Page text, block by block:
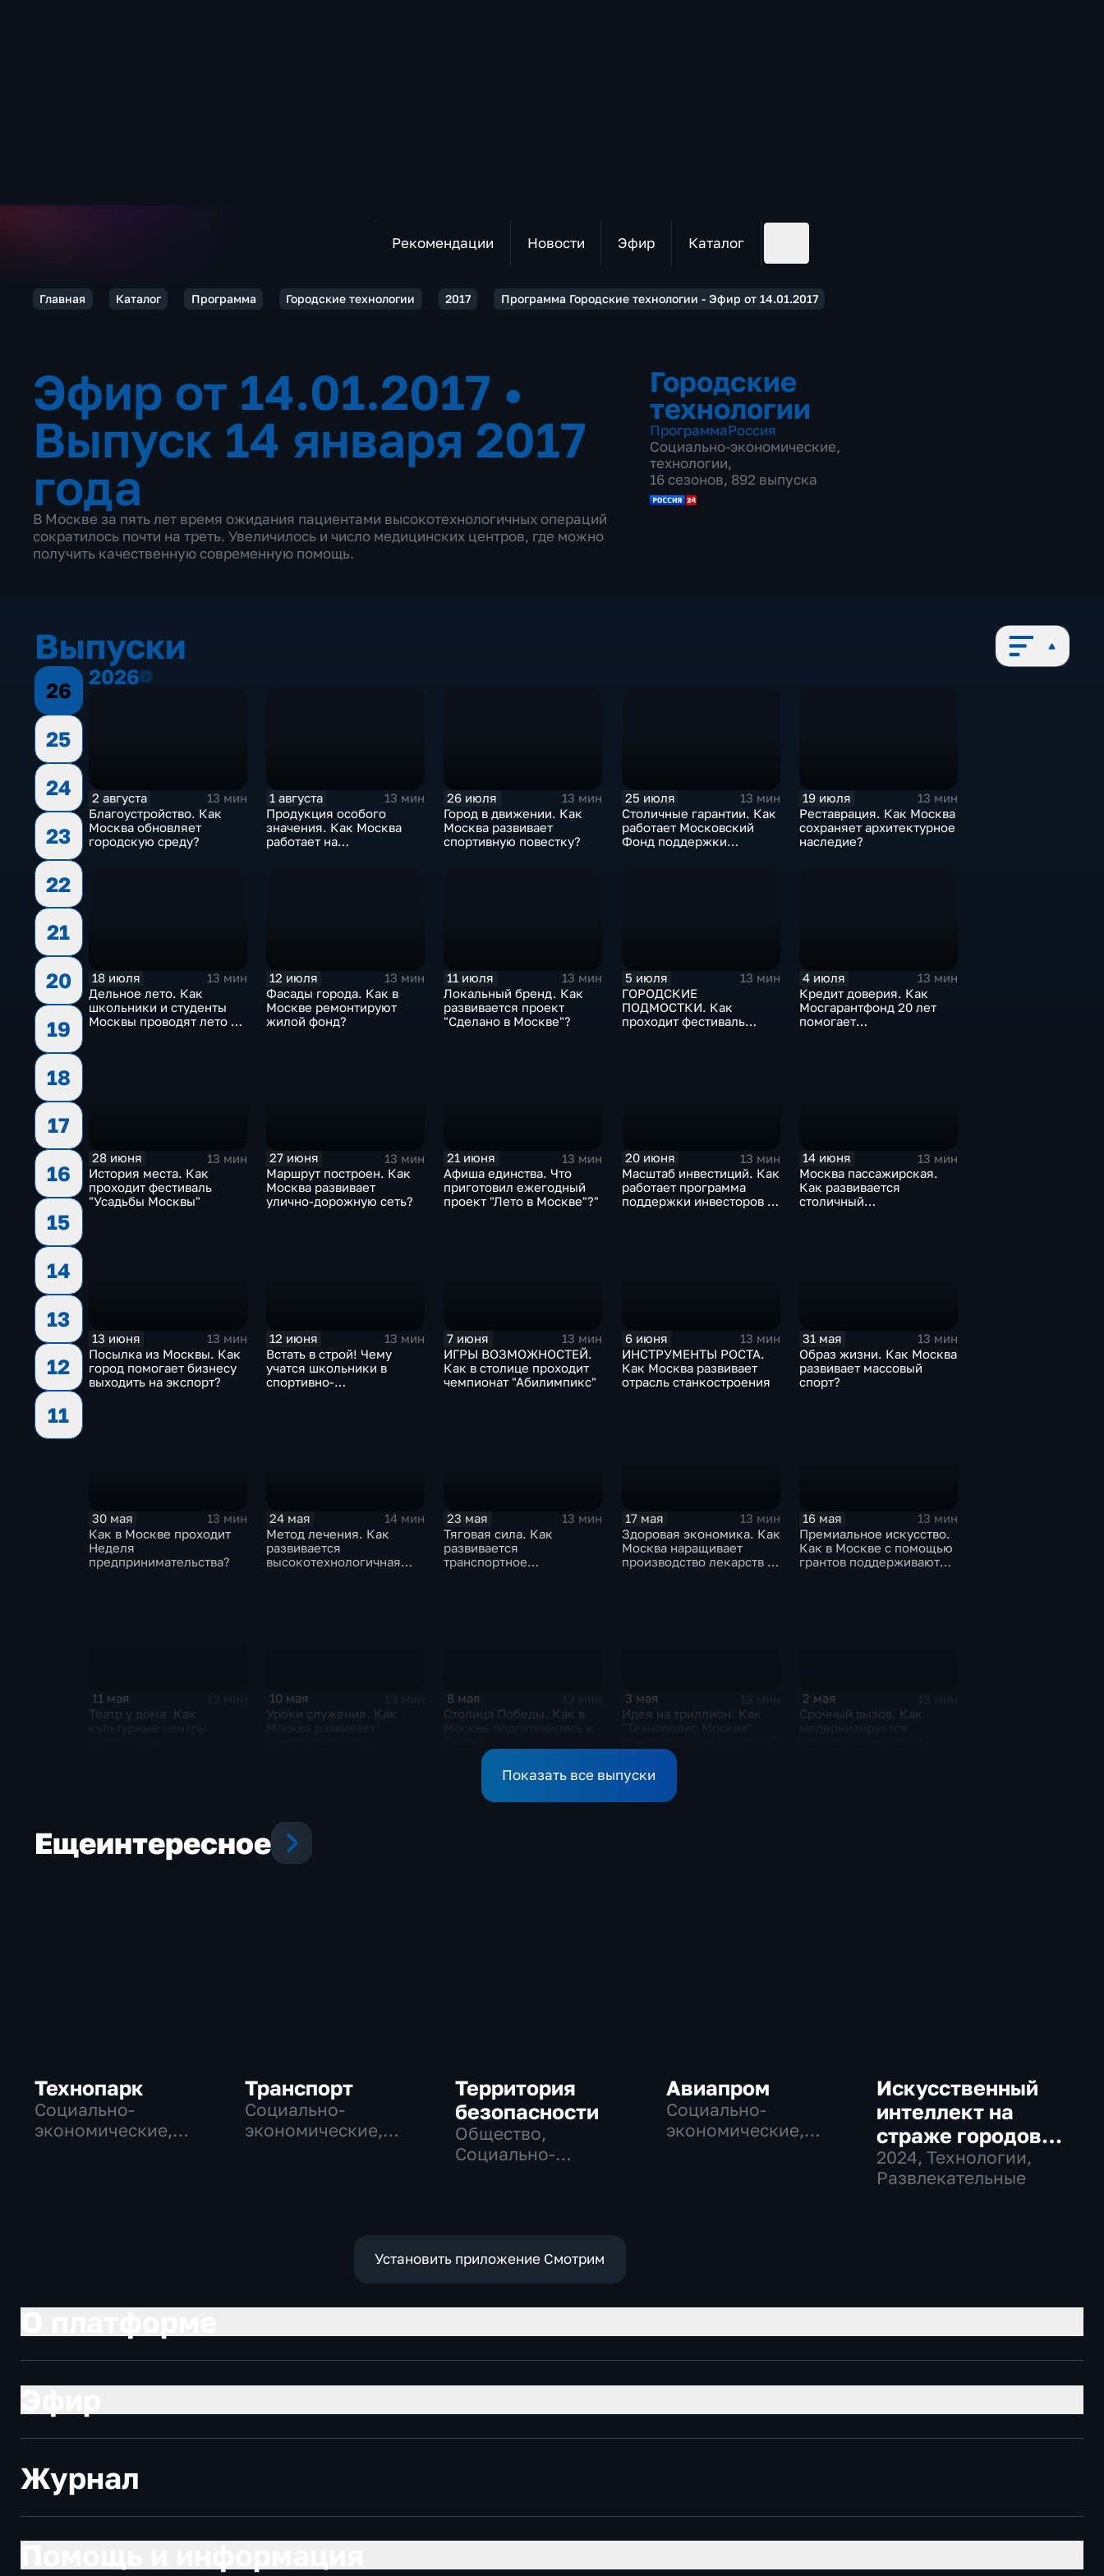
Рекомендации Новости Эфир Каталог
Главная Каталог Программа Городские технологии 2017 Программа Городские технологии - Эфир от 14.01.2017
Эфир от 14.01.2017 •
Выпуск 14 января 2017
года
В Москве за пять лет время ожидания пациентами высокотехнологичных операций
сократилось почти на треть. Увеличилось и число медицинских центров, где можно
получить качественную современную помощь.
Городские
технологии
ПрограммаРоссия
Социально-экономические,
технологии,
16 сезонов, 892 выпуска
Выпуски
26
25
24
23
22
21
20
19
18
17
16
15
14
13
12
11
20262026
2 августа
13 мин
Благоустройство. Как
Москва обновляет
городскую среду?
1 августа
13 мин
Продукция особого
значения. Как Москва
работает на
26 июля
13 мин
Город в движении. Как
Москва развивает
спортивную повестку?
25 июля
13 мин
Столичные гарантии. Как
работает Московский
Фонд поддержки
19 июля
13 мин
Реставрация. Как Москва
сохраняет архитектурное
наследие?
18 июля
13 мин
Дельное лето. Как
школьники и студенты
Москвы проводят лето с
12 июля
13 мин
Фасады города. Как в
Москве ремонтируют
жилой фонд?
11 июля
13 мин
Локальный бренд. Как
развивается проект
"Сделано в Москве"?
5 июля
13 мин
ГОРОДСКИЕ
ПОДМОСТКИ. Как
проходит фестиваль
4 июля
13 мин
Кредит доверия. Как
Мосгарантфонд 20 лет
помогает
28 июня
13 мин
История места. Как
проходит фестиваль
"Усадьбы Москвы"
27 июня
13 мин
Маршрут построен. Как
Москва развивает
улично-дорожную сеть?
21 июня
13 мин
Афиша единства. Что
приготовил ежегодный
проект "Лето в Москве"?"
20 июня
13 мин
Масштаб инвестиций. Как
работает программа
поддержки инвесторов в
14 июня
13 мин
Москва пассажирская.
Как развивается
столичный
13 июня
13 мин
Посылка из Москвы. Как
город помогает бизнесу
выходить на экспорт?
12 июня
13 мин
Встать в строй! Чему
учатся школьники в
спортивно-
7 июня
13 мин
ИГРЫ ВОЗМОЖНОСТЕЙ.
Как в столице проходит
чемпионат "Абилимпикс"
6 июня
13 мин
ИНСТРУМЕНТЫ РОСТА.
Как Москва развивает
отрасль станкостроения
31 мая
13 мин
Образ жизни. Как Москва
развивает массовый
спорт?
30 мая
13 мин
Как в Москве проходит
Неделя
предпринимательства?
24 мая
14 мин
Метод лечения. Как
развивается
высокотехнологичная
23 мая
13 мин
Тяговая сила. Как
развивается
транспортное
17 мая
13 мин
Здоровая экономика. Как
Москва наращивает
производство лекарств и
16 мая
13 мин
Премиальное искусство.
Как в Москве с помощью
грантов поддерживают
11 мая
Театр у дома. Как
10 мая
Уроки служения. Как
8 мая
Столица Победы. Как в
3 мая
Идея на триллион. Как
2 мая
Срочный вызов. Как
Показать все выпуски
Ещеинтересное
Технопарк
Социально-
экономические,
Транспорт
Социально-
экономические,
Территория
безопасности
Общество,
Социально-
Авиапром
Социально-
экономические,
Искусственный
интеллект на
страже городов
будущего
2024, Технологии,
Развлекательные
Установить приложение Смотрим
Журнал